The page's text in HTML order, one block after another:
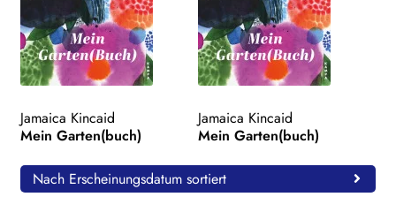
Jamaica Kincaid
Mein Garten(buch)
Jamaica Kincaid
Mein Garten(buch)
Nach Erscheinungsdatum sortiert